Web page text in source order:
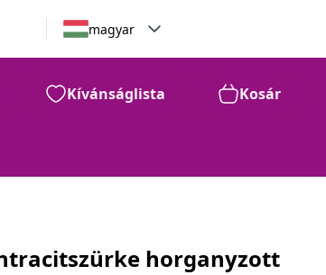
magyar
Kívánságlista
Kosár
Ft
horganyzott